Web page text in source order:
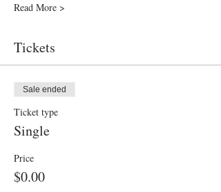
Read More >
Tickets
Sale ended
Ticket type
Single
Price
$0.00